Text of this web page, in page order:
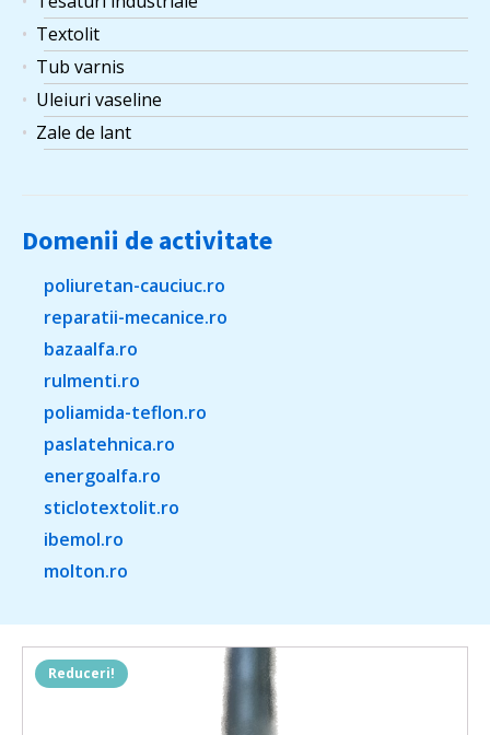
Textolit
Tub varnis
Uleiuri vaseline
Zale de lant
Domenii de activitate
poliuretan-cauciuc.ro
reparatii-mecanice.ro
bazaalfa.ro
rulmenti.ro
poliamida-teflon.ro
paslatehnica.ro
energoalfa.ro
sticlotextolit.ro
ibemol.ro
molton.ro
Reduceri!